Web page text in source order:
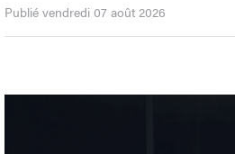
Publié vendredi 07 août 2026